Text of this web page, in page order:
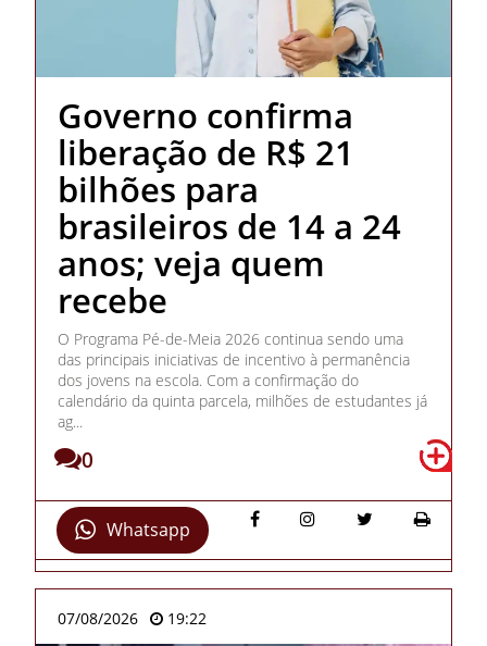
Governo confirma
liberação de R$ 21
bilhões para
brasileiros de 14 a 24
anos; veja quem
recebe
O Programa Pé-de-Meia 2026 continua sendo uma
das principais iniciativas de incentivo à permanência
dos jovens na escola. Com a confirmação do
calendário da quinta parcela, milhões de estudantes já
ag...
0
Whatsapp
07/08/2026 19:22